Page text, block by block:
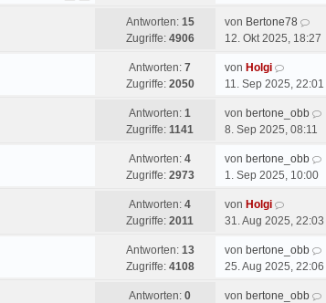
Antworten: 15
Zugriffe: 4906
von Bertone78
12. Okt 2025, 18:27
Antworten: 7
Zugriffe: 2050
von Holgi
11. Sep 2025, 22:01
Antworten: 1
Zugriffe: 1141
von bertone_obb
8. Sep 2025, 08:11
Antworten: 4
Zugriffe: 2973
von bertone_obb
1. Sep 2025, 10:00
Antworten: 4
Zugriffe: 2011
von Holgi
31. Aug 2025, 22:03
Antworten: 13
Zugriffe: 4108
von bertone_obb
25. Aug 2025, 22:06
Antworten: 0
von bertone_obb